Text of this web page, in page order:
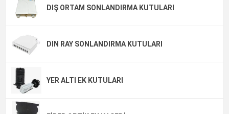
DIŞ ORTAM SONLANDIRMA KUTULARI
DIN RAY SONLANDIRMA KUTULARI
YER ALTI EK KUTULARI